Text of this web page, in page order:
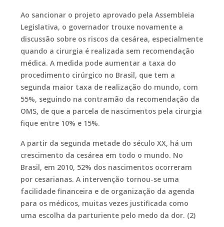
Ao sancionar o projeto aprovado pela Assembleia
Legislativa, o governador trouxe novamente a
discussão sobre os riscos da cesárea, especialmente
quando a cirurgia é realizada sem recomendação
médica. A medida pode aumentar a taxa do
procedimento cirúrgico no Brasil, que tem a
segunda maior taxa de realização do mundo, com
55%, seguindo na contramão da recomendação da
OMS, de que a parcela de nascimentos pela cirurgia
fique entre 10% e 15%.
A partir da segunda metade do século XX, há um
crescimento da cesárea em todo o mundo. No
Brasil, em 2010, 52% dos nascimentos ocorreram
por cesarianas. A intervenção tornou-se uma
facilidade financeira e de organização da agenda
para os médicos, muitas vezes justificada como
uma escolha da parturiente pelo medo da dor. (2)